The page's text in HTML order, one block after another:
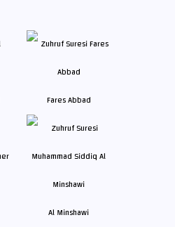
Fares Abbad
Al Minshawi